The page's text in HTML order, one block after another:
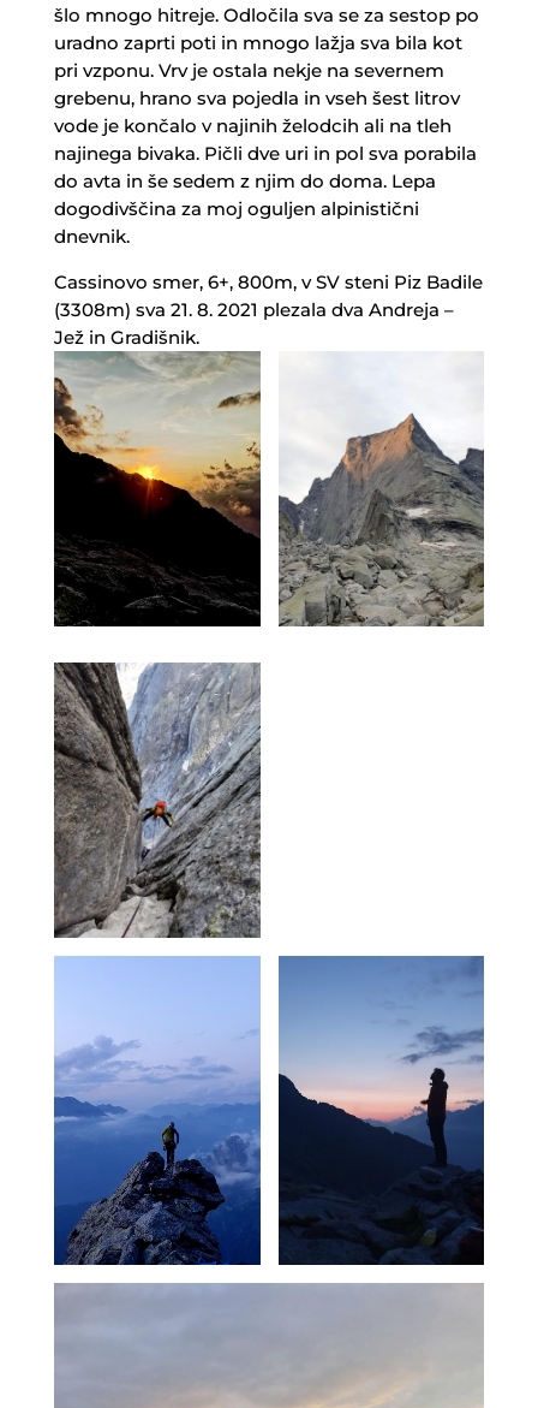
šlo mnogo hitreje. Odločila sva se za sestop po
uradno zaprti poti in mnogo lažja sva bila kot
pri vzponu. Vrv je ostala nekje na severnem
grebenu, hrano sva pojedla in vseh šest litrov
vode je končalo v najinih želodcih ali na tleh
najinega bivaka. Pičli dve uri in pol sva porabila
do avta in še sedem z njim do doma. Lepa
dogodivščina za moj oguljen alpinistični
dnevnik.
Cassinovo smer, 6+, 800m, v SV steni Piz Badile
(3308m) sva 21. 8. 2021 plezala dva Andreja –
Jež in Gradišnik.